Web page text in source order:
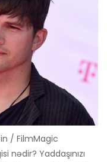
/ FilmMagic
nədir? Yaddaşınızı